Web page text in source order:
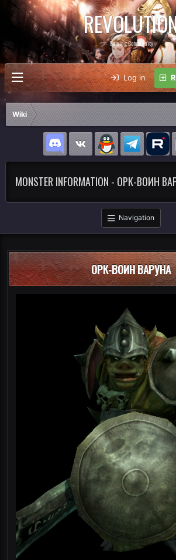
Gaming Community
Log in
Wiki
MONSTER INFORMATION - ОРК-ВОИН
Navigation
ОРК-ВОИН ВАРУНА